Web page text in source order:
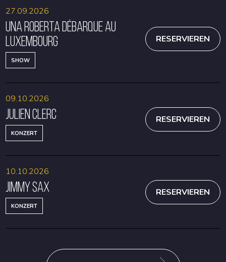
Una Roberta débarque au
Luxembourg
SHOW
27.09.2026
RESERVIEREN
Julien Clerc
KONZERT
09.10.2026
RESERVIEREN
Jimmy Sax
KONZERT
10.10.2026
RESERVIEREN